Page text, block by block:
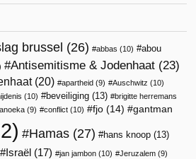
brussel (26) abbas (10)
abou
Antisemitisme & Jodenhaat (23)
(20) apartheid (9) Auschwitz (10)
(10) beveiliging (13)
brigitte herremans
(9) conflict (10) fjo (14) gantman
Hamas (27) hans knoop (13)
Israël (17) jan jambon (10) Jeruzalem (9)